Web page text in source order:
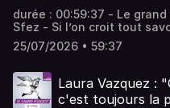
durée : 00:59:37 - Le grand podcast de voyage - par : Zoé
Sfez - Si l’on croit tout
paillettes et des boules à
avant tout une histoire de
la célébration de l'amour. - équipe : Thomas Jost, Laura
Dutech-Perez Vous aimez ce podcast ? Pour écouter tous
les épisodes sans limite,
25/07/2026 • 59:37
Laura Vazquez :
c'est toujours la